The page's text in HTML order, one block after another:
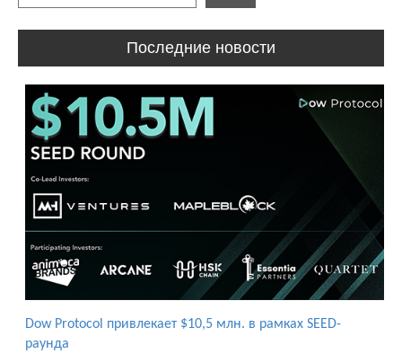
Последние новости
Dow Protocol привлекает $10,5 млн. в рамках SEED-
раунда